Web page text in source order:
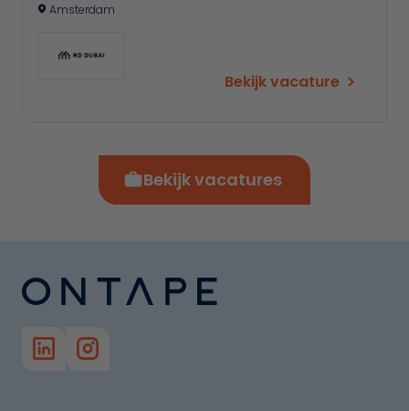
Amsterdam
Bekijk vacature
Bekijk vacatures